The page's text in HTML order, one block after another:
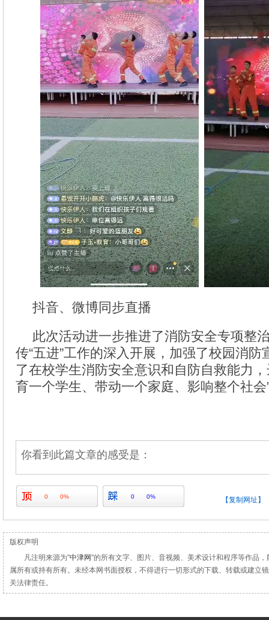
抖音、微博同步直播
此次活动进一步推进了消防安全专项整
传“五进”工作的深入开展，加强了校园消
了在校学生消防安全意识和自防自救能力
育一个学生、带动一个家庭、影响整个社会
你看到此篇文章的感受是：
0 0% 0 0% 【复制网址】
版权声明
凡注明来源为"中津网"的所有文字、图片、音视频、美术设计和程序等作品
属所有或持有所有。未经本网书面授权，不得进行一切形式的下载、转载或建立
关法律责任。